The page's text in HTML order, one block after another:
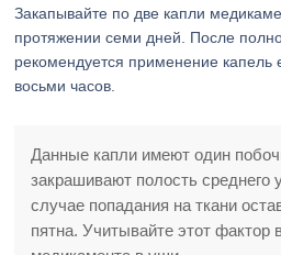
Закапывайте по две капли
протяжении семи дней. После
рекомендуется применение капель
восьми часов.
Данные капли имеют один
закрашивают полость среднего
случае попадания на ткани
пятна. Учитывайте этот фактор